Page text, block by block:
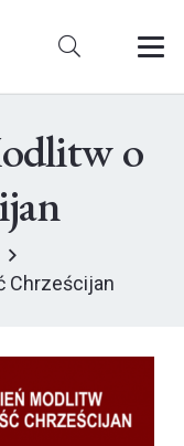
o
Chrześcijan